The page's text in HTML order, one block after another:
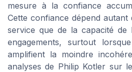
mesure à la confiance
Cette confiance dépend
service que de la capacité de
engagements, surtout
amplifient la moindre
analyses de Philip Kotler sur